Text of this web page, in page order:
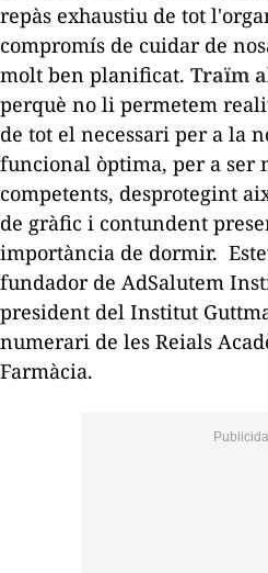
repàs exhaustiu de tot
compromís de cuidar de
molt ben planificat. Traïm
perquè no li permetem
de tot el necessari per a la
funcional òptima, per a ser
competents, desprotegint
de gràfic i contundent
importància de dormir.
fundador de AdSalutem
president del Institut
numerari de les Reials
Farmàcia.